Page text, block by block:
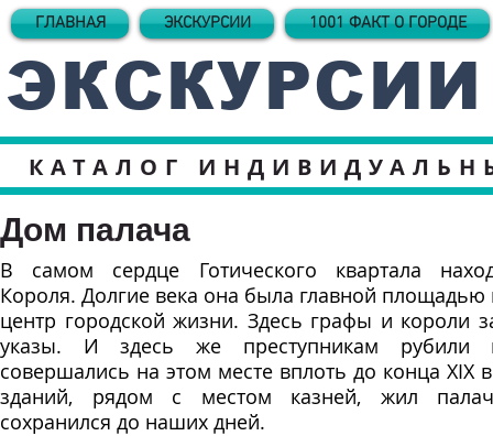
ГЛАВНАЯ ЭКСКУРСИИ 1001 ФАКТ О ГОРОДЕ
КАТАЛОГ
Дом палача
В самом сердце Готического квартала
Короля. Долгие века она была главной площадью
центр городской жизни. Здесь графы и короли
указы. И здесь же преступникам рубили
совершались на этом месте вплоть до конца XIX
зданий, рядом с местом казней, жил
сохранился до наших дней.